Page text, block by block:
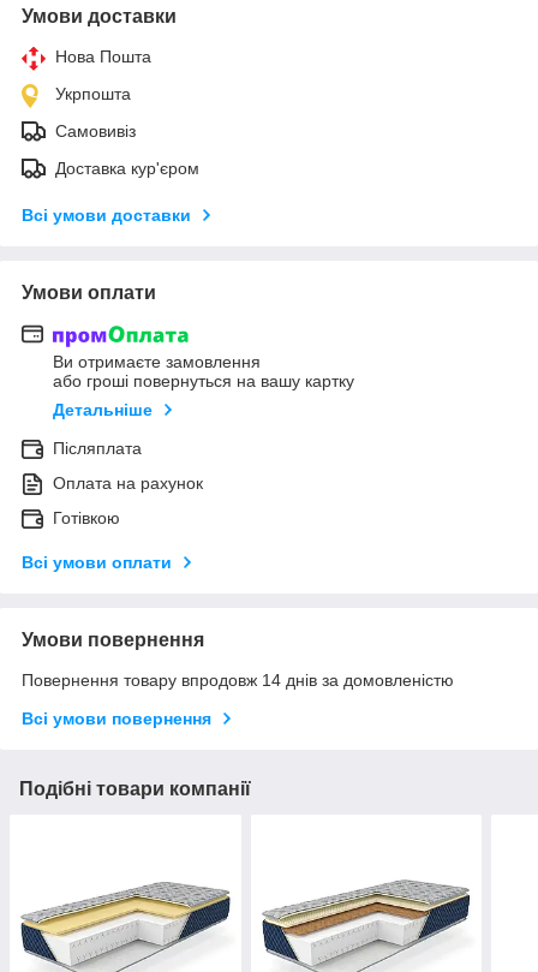
Умови доставки
Нова Пошта
Укрпошта
Самовивіз
Доставка кур'єром
Всі умови доставки
Умови оплати
Ви отримаєте замовлення
або гроші повернуться на вашу картку
Детальніше
Післяплата
Оплата на рахунок
Готівкою
Всі умови оплати
Умови повернення
Повернення товару впродовж 14 днів за домовленістю
Всі умови повернення
Подібні товари компанії